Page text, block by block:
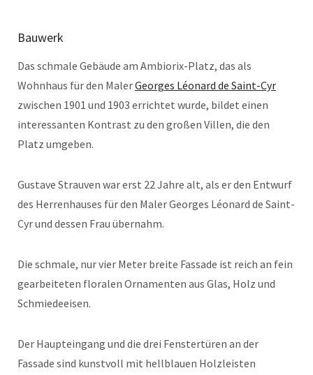
Bauwerk
Das schmale Gebäude am Ambiorix-Platz, das als
Wohnhaus für den MalerGeorges Léonard de Saint-Cyr
zwischen 1901 und 1903 errichtet wurde, bildet einen
interessanten Kontrast zu den großen Villen, die den
Platz umgeben.
Gustave Strauven war erst 22 Jahre alt, als er den Entwurf
des Herrenhauses für den Maler Georges Léonard de Saint-
Cyr und dessen Frau übernahm.
Die schmale, nur vier Meter breite Fassade ist reich an fein
gearbeiteten floralen Ornamenten aus Glas, Holz und
Schmiedeeisen.
Der Haupteingang und die drei Fenstertüren an der
Fassade sind kunstvoll mit hellblauen Holzleisten